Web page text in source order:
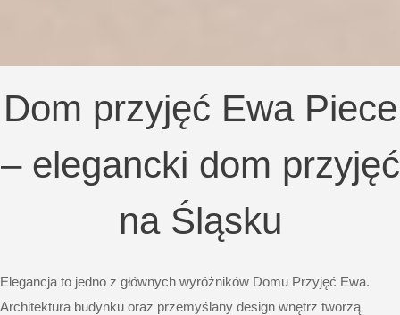
Dom przyjęć Ewa Piece
– elegancki dom przyjęć
na Śląsku
Elegancja to jedno z głównych wyróżników Domu Przyjęć Ewa.
Architektura budynku oraz przemyślany design wnętrz tworzą